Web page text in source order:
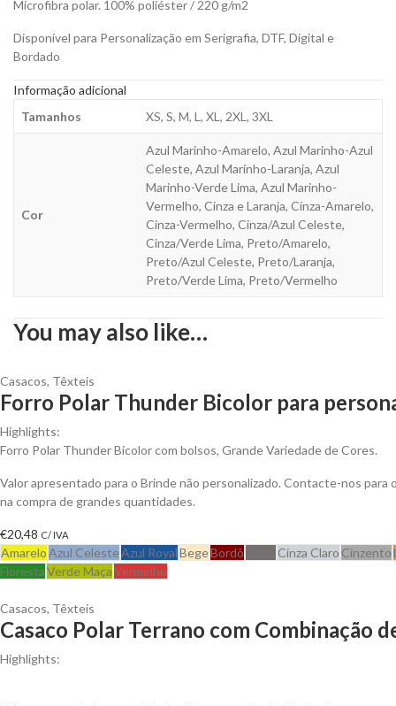
Microfibra polar. 100% poliéster / 220 g/m2
Disponível para Personalização em Serigrafia, DTF, Digital e
Bordado
Informação adicional
Tamanhos
XS, S, M, L, XL, 2XL, 3XL
Cor
Azul Marinho-Amarelo, Azul Marinho-Azul
Celeste, Azul Marinho-Laranja, Azul
Marinho-Verde Lima, Azul Marinho-
Vermelho, Cinza e Laranja, Cinza-Amarelo,
Cinza-Vermelho, Cinza/Azul Celeste,
Cinza/Verde Lima, Preto/Amarelo,
Preto/Azul Celeste, Preto/Laranja,
Preto/Verde Lima, Preto/Vermelho
You may also like…
Casacos, Têxteis
Forro Polar Thunder Bicolor para
Highlights:
Forro Polar Thunder Bicolor com bolsos, Grande Variedade de Cores.
Valor apresentado para o Brinde não personalizado. Contacte-nos
na compra de grandes quantidades.
€20,48 C/ IVA
AmareloAzul CelesteAzul RoyalBegeBordô Cinza Claro Cinzento
FlorestaVerde MaçaVermelho
Casacos, Têxteis
Casaco Polar Terrano com Combinação
Highlights: